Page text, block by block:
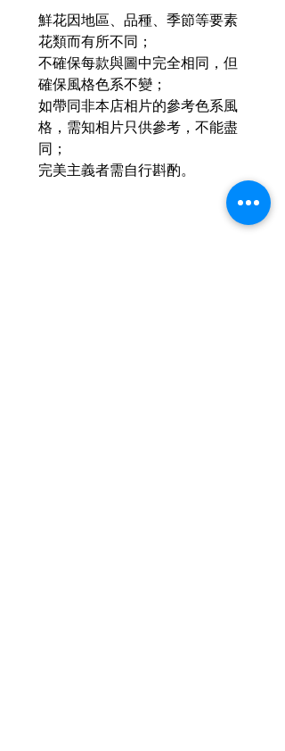
鮮花因地區、品種、季節等要素
花類而有所不同；
不確保每款與圖中完全相同，但
確保風格色系不變；
如帶同非本店相片的參考色系風
格，需知相片只供參考，不能盡
同；
完美主義者需自行斟酌。